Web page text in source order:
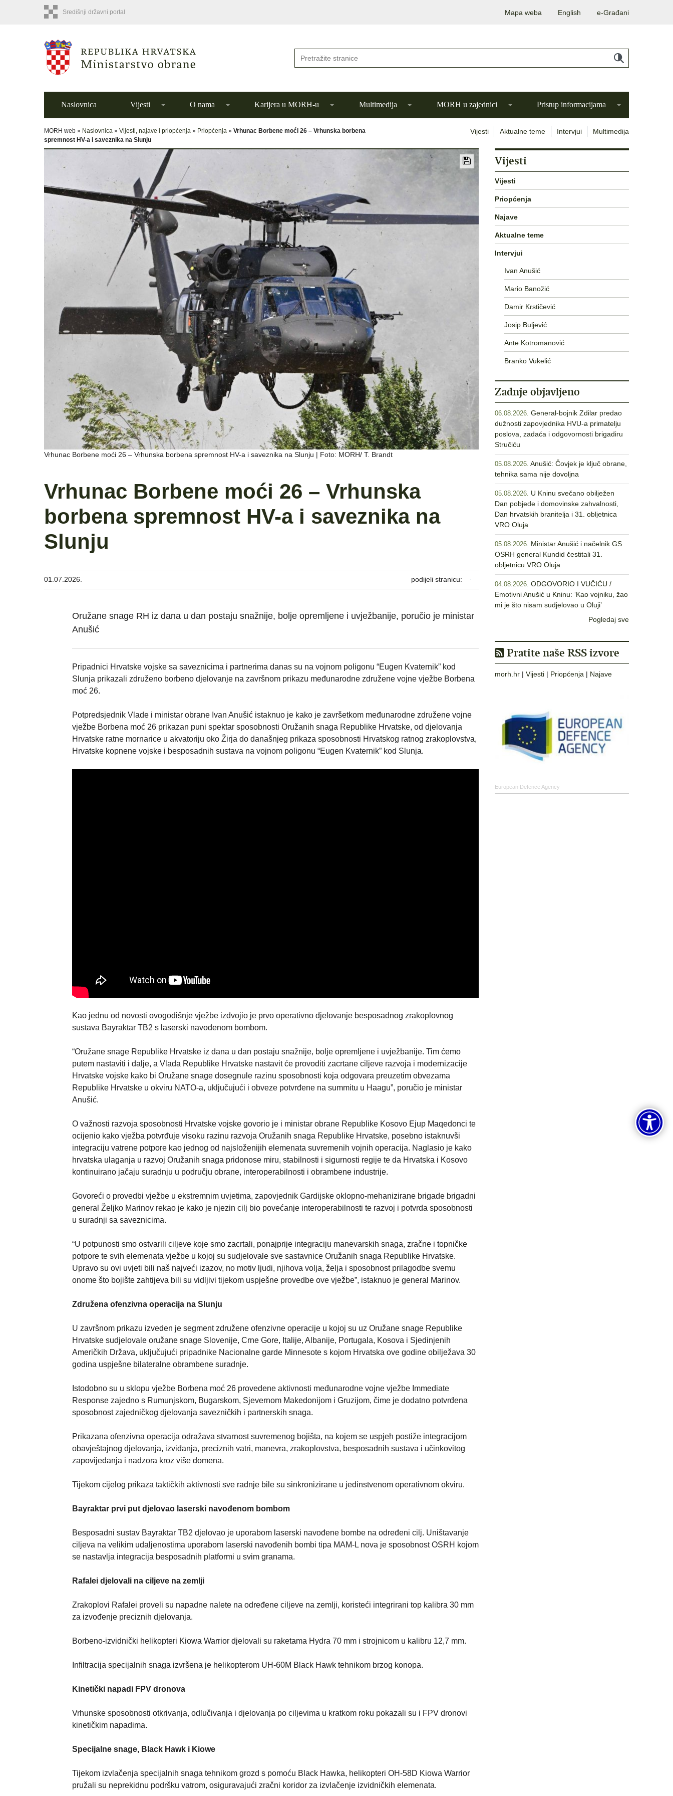
Središnji državni portal Mapa weba English e-Građani
Naslovnica Vijesti O nama Karijera u MORH-u Multimedija MORH u zajednici Pristup informacijama
MORH web » Naslovnica » Vijesti, najave i priopćenja » Priopćenja » Vrhunac Borbene moći 26 – Vrhunska borbena
spremnost HV-a i saveznika na Slunju
Vijesti Aktualne teme Intervjui Multimedija
Vrhunac Borbene moći 26 – Vrhunska borbena spremnost HV-a i saveznika na Slunju | Foto: MORH/ T. Brandt
Vrhunac Borbene moći 26 – Vrhunska
borbena spremnost HV-a i saveznika na
Slunju
01.07.2026. podijeli stranicu:
Oružane snage RH iz dana u dan postaju snažnije, bolje opremljene i uvježbanije, poručio je ministar
Anušić
Pripadnici Hrvatske vojske sa saveznicima i partnerima danas su na vojnom poligonu “Eugen Kvaternik” kod
Slunja prikazali združeno borbeno djelovanje na završnom prikazu međunarodne združene vojne vježbe Borbena
moć 26.
Potpredsjednik Vlade i ministar obrane Ivan Anušić istaknuo je kako je završetkom međunarodne združene vojne
vježbe Borbena moć 26 prikazan puni spektar sposobnosti Oružanih snaga Republike Hrvatske, od djelovanja
Hrvatske ratne mornarice u akvatoriju oko Žirja do današnjeg prikaza sposobnosti Hrvatskog ratnog zrakoplovstva,
Hrvatske kopnene vojske i besposadnih sustava na vojnom poligonu “Eugen Kvaternik” kod Slunja.
Kao jednu od novosti ovogodišnje vježbe izdvojio je prvo operativno djelovanje besposadnog zrakoplovnog
sustava Bayraktar TB2 s laserski navođenom bombom.
“Oružane snage Republike Hrvatske iz dana u dan postaju snažnije, bolje opremljene i uvježbanije. Tim ćemo
putem nastaviti i dalje, a Vlada Republike Hrvatske nastavit će provoditi zacrtane ciljeve razvoja i modernizacije
Hrvatske vojske kako bi Oružane snage dosegnule razinu sposobnosti koja odgovara preuzetim obvezama
Republike Hrvatske u okviru NATO-a, uključujući i obveze potvrđene na summitu u Haagu”, poručio je ministar
Anušić.
O važnosti razvoja sposobnosti Hrvatske vojske govorio je i ministar obrane Republike Kosovo Ejup Maqedonci te
ocijenio kako vježba potvrđuje visoku razinu razvoja Oružanih snaga Republike Hrvatske, posebno istaknuvši
integraciju vatrene potpore kao jednog od najsloženijih elemenata suvremenih vojnih operacija. Naglasio je kako
hrvatska ulaganja u razvoj Oružanih snaga pridonose miru, stabilnosti i sigurnosti regije te da Hrvatska i Kosovo
kontinuirano jačaju suradnju u području obrane, interoperabilnosti i obrambene industrije.
Govoreći o provedbi vježbe u ekstremnim uvjetima, zapovjednik Gardijske oklopno-mehanizirane brigade brigadni
general Željko Marinov rekao je kako je njezin cilj bio povećanje interoperabilnosti te razvoj i potvrda sposobnosti
u suradnji sa saveznicima.
“U potpunosti smo ostvarili ciljeve koje smo zacrtali, ponajprije integraciju manevarskih snaga, zračne i topničke
potpore te svih elemenata vježbe u kojoj su sudjelovale sve sastavnice Oružanih snaga Republike Hrvatske.
Upravo su ovi uvjeti bili naš najveći izazov, no motiv ljudi, njihova volja, želja i sposobnost prilagodbe svemu
onome što bojište zahtijeva bili su vidljivi tijekom uspješne provedbe ove vježbe”, istaknuo je general Marinov.
Združena ofenzivna operacija na Slunju
U završnom prikazu izveden je segment združene ofenzivne operacije u kojoj su uz Oružane snage Republike
Hrvatske sudjelovale oružane snage Slovenije, Crne Gore, Italije, Albanije, Portugala, Kosova i Sjedinjenih
Američkih Država, uključujući pripadnike Nacionalne garde Minnesote s kojom Hrvatska ove godine obilježava 30
godina uspješne bilateralne obrambene suradnje.
Istodobno su u sklopu vježbe Borbena moć 26 provedene aktivnosti međunarodne vojne vježbe Immediate
Response zajedno s Rumunjskom, Bugarskom, Sjevernom Makedonijom i Gruzijom, čime je dodatno potvrđena
sposobnost zajedničkog djelovanja savezničkih i partnerskih snaga.
Prikazana ofenzivna operacija odražava stvarnost suvremenog bojišta, na kojem se uspjeh postiže integracijom
obavještajnog djelovanja, izviđanja, preciznih vatri, manevra, zrakoplovstva, besposadnih sustava i učinkovitog
zapovijedanja i nadzora kroz više domena.
Tijekom cijelog prikaza taktičkih aktivnosti sve radnje bile su sinkronizirane u jedinstvenom operativnom okviru.
Bayraktar prvi put djelovao laserski navođenom bombom
Besposadni sustav Bayraktar TB2 djelovao je uporabom laserski navođene bombe na određeni cilj. Uništavanje
ciljeva na velikim udaljenostima uporabom laserski navođenih bombi tipa MAM-L nova je sposobnost OSRH kojom
se nastavlja integracija besposadnih platformi u svim granama.
Rafalei djelovali na ciljeve na zemlji
Zrakoplovi Rafalei proveli su napadne nalete na određene ciljeve na zemlji, koristeći integrirani top kalibra 30 mm
za izvođenje preciznih djelovanja.
Borbeno-izvidnički helikopteri Kiowa Warrior djelovali su raketama Hydra 70 mm i strojnicom u kalibru 12,7 mm.
Infiltracija specijalnih snaga izvršena je helikopterom UH-60M Black Hawk tehnikom brzog konopa.
Kinetički napadi FPV dronova
Vrhunske sposobnosti otkrivanja, odlučivanja i djelovanja po ciljevima u kratkom roku pokazali su i FPV dronovi
kinetičkim napadima.
Specijalne snage, Black Hawk i Kiowe
Tijekom izvlačenja specijalnih snaga tehnikom grozd s pomoću Black Hawka, helikopteri OH-58D Kiowa Warrior
pružali su neprekidnu podršku vatrom, osiguravajući zračni koridor za izvlačenje izvidničkih elemenata.
Vijesti
Vijesti
Priopćenja
Najave
Aktualne teme
Intervjui
Ivan Anušić
Mario Banožić
Damir Krstičević
Josip Buljević
Ante Kotromanović
Branko Vukelić
Zadnje objavljeno
06.08.2026. General-bojnik Zdilar predao
dužnosti zapovjednika HVU-a primatelju
poslova, zadaća i odgovornosti brigadiru
Stručiću
05.08.2026. Anušić: Čovjek je ključ obrane,
tehnika sama nije dovoljna
05.08.2026. U Kninu svečano obilježen
Dan pobjede i domovinske zahvalnosti,
Dan hrvatskih branitelja i 31. obljetnica
VRO Oluja
05.08.2026. Ministar Anušić i načelnik GS
OSRH general Kundid čestitali 31.
obljetnicu VRO Oluja
04.08.2026. ODGOVORIO I VUČIĆU /
Emotivni Anušić u Kninu: ‘Kao vojniku, žao
mi je što nisam sudjelovao u Oluji’
Pogledaj sve
Pratite naše RSS izvore
morh.hr | Vijesti | Priopćenja | Najave
European Defence Agency